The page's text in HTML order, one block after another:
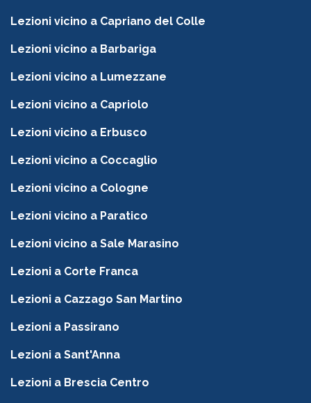
Lezioni vicino a Capriano del Colle
Lezioni vicino a Barbariga
Lezioni vicino a Lumezzane
Lezioni vicino a Capriolo
Lezioni vicino a Erbusco
Lezioni vicino a Coccaglio
Lezioni vicino a Cologne
Lezioni vicino a Paratico
Lezioni vicino a Sale Marasino
Lezioni a Corte Franca
Lezioni a Cazzago San Martino
Lezioni a Passirano
Lezioni a Sant'Anna
Lezioni a Brescia Centro